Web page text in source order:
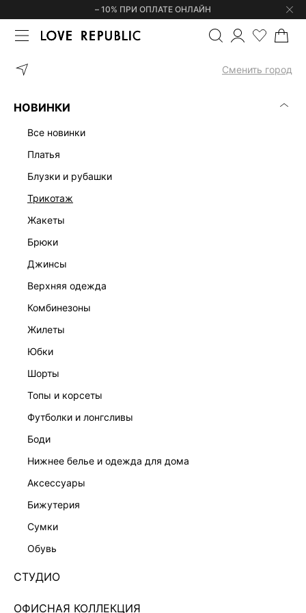
– 10% ПРИ ОПЛАТЕ ОНЛАЙН
Сменить город
НОВИНКИ
все новинки
платья
блузки и рубашки
трикотаж
жакеты
брюки
джинсы
верхняя одежда
комбинезоны
жилеты
юбки
шорты
топы и корсеты
футболки и лонгсливы
боди
нижнее белье и одежда для дома
аксессуары
бижутерия
сумки
обувь
СТУДИО
ОФИСНАЯ КОЛЛЕКЦИЯ
ГЛАВНАЯ ЛОФЕРЫ ИЗ НАТУРАЛЬНОЙ ЗАМШИ
НАТУРАЛЬНАЯ КОЖА
ЛОФЕРЫ ИЗ НАТУРАЛЬНОЙ ЗАМШИ 544470012
Нет в наличии
ЦВЕТ:КОРИЧНЕВЫЙ